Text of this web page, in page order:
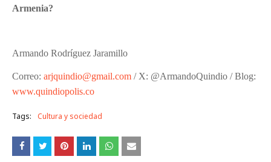
Armenia?
Armando Rodríguez Jaramillo
Correo: arjquindio@gmail.com / X: @ArmandoQuindio / Blog:
www.quindiopolis.co
Tags: Cultura y sociedad